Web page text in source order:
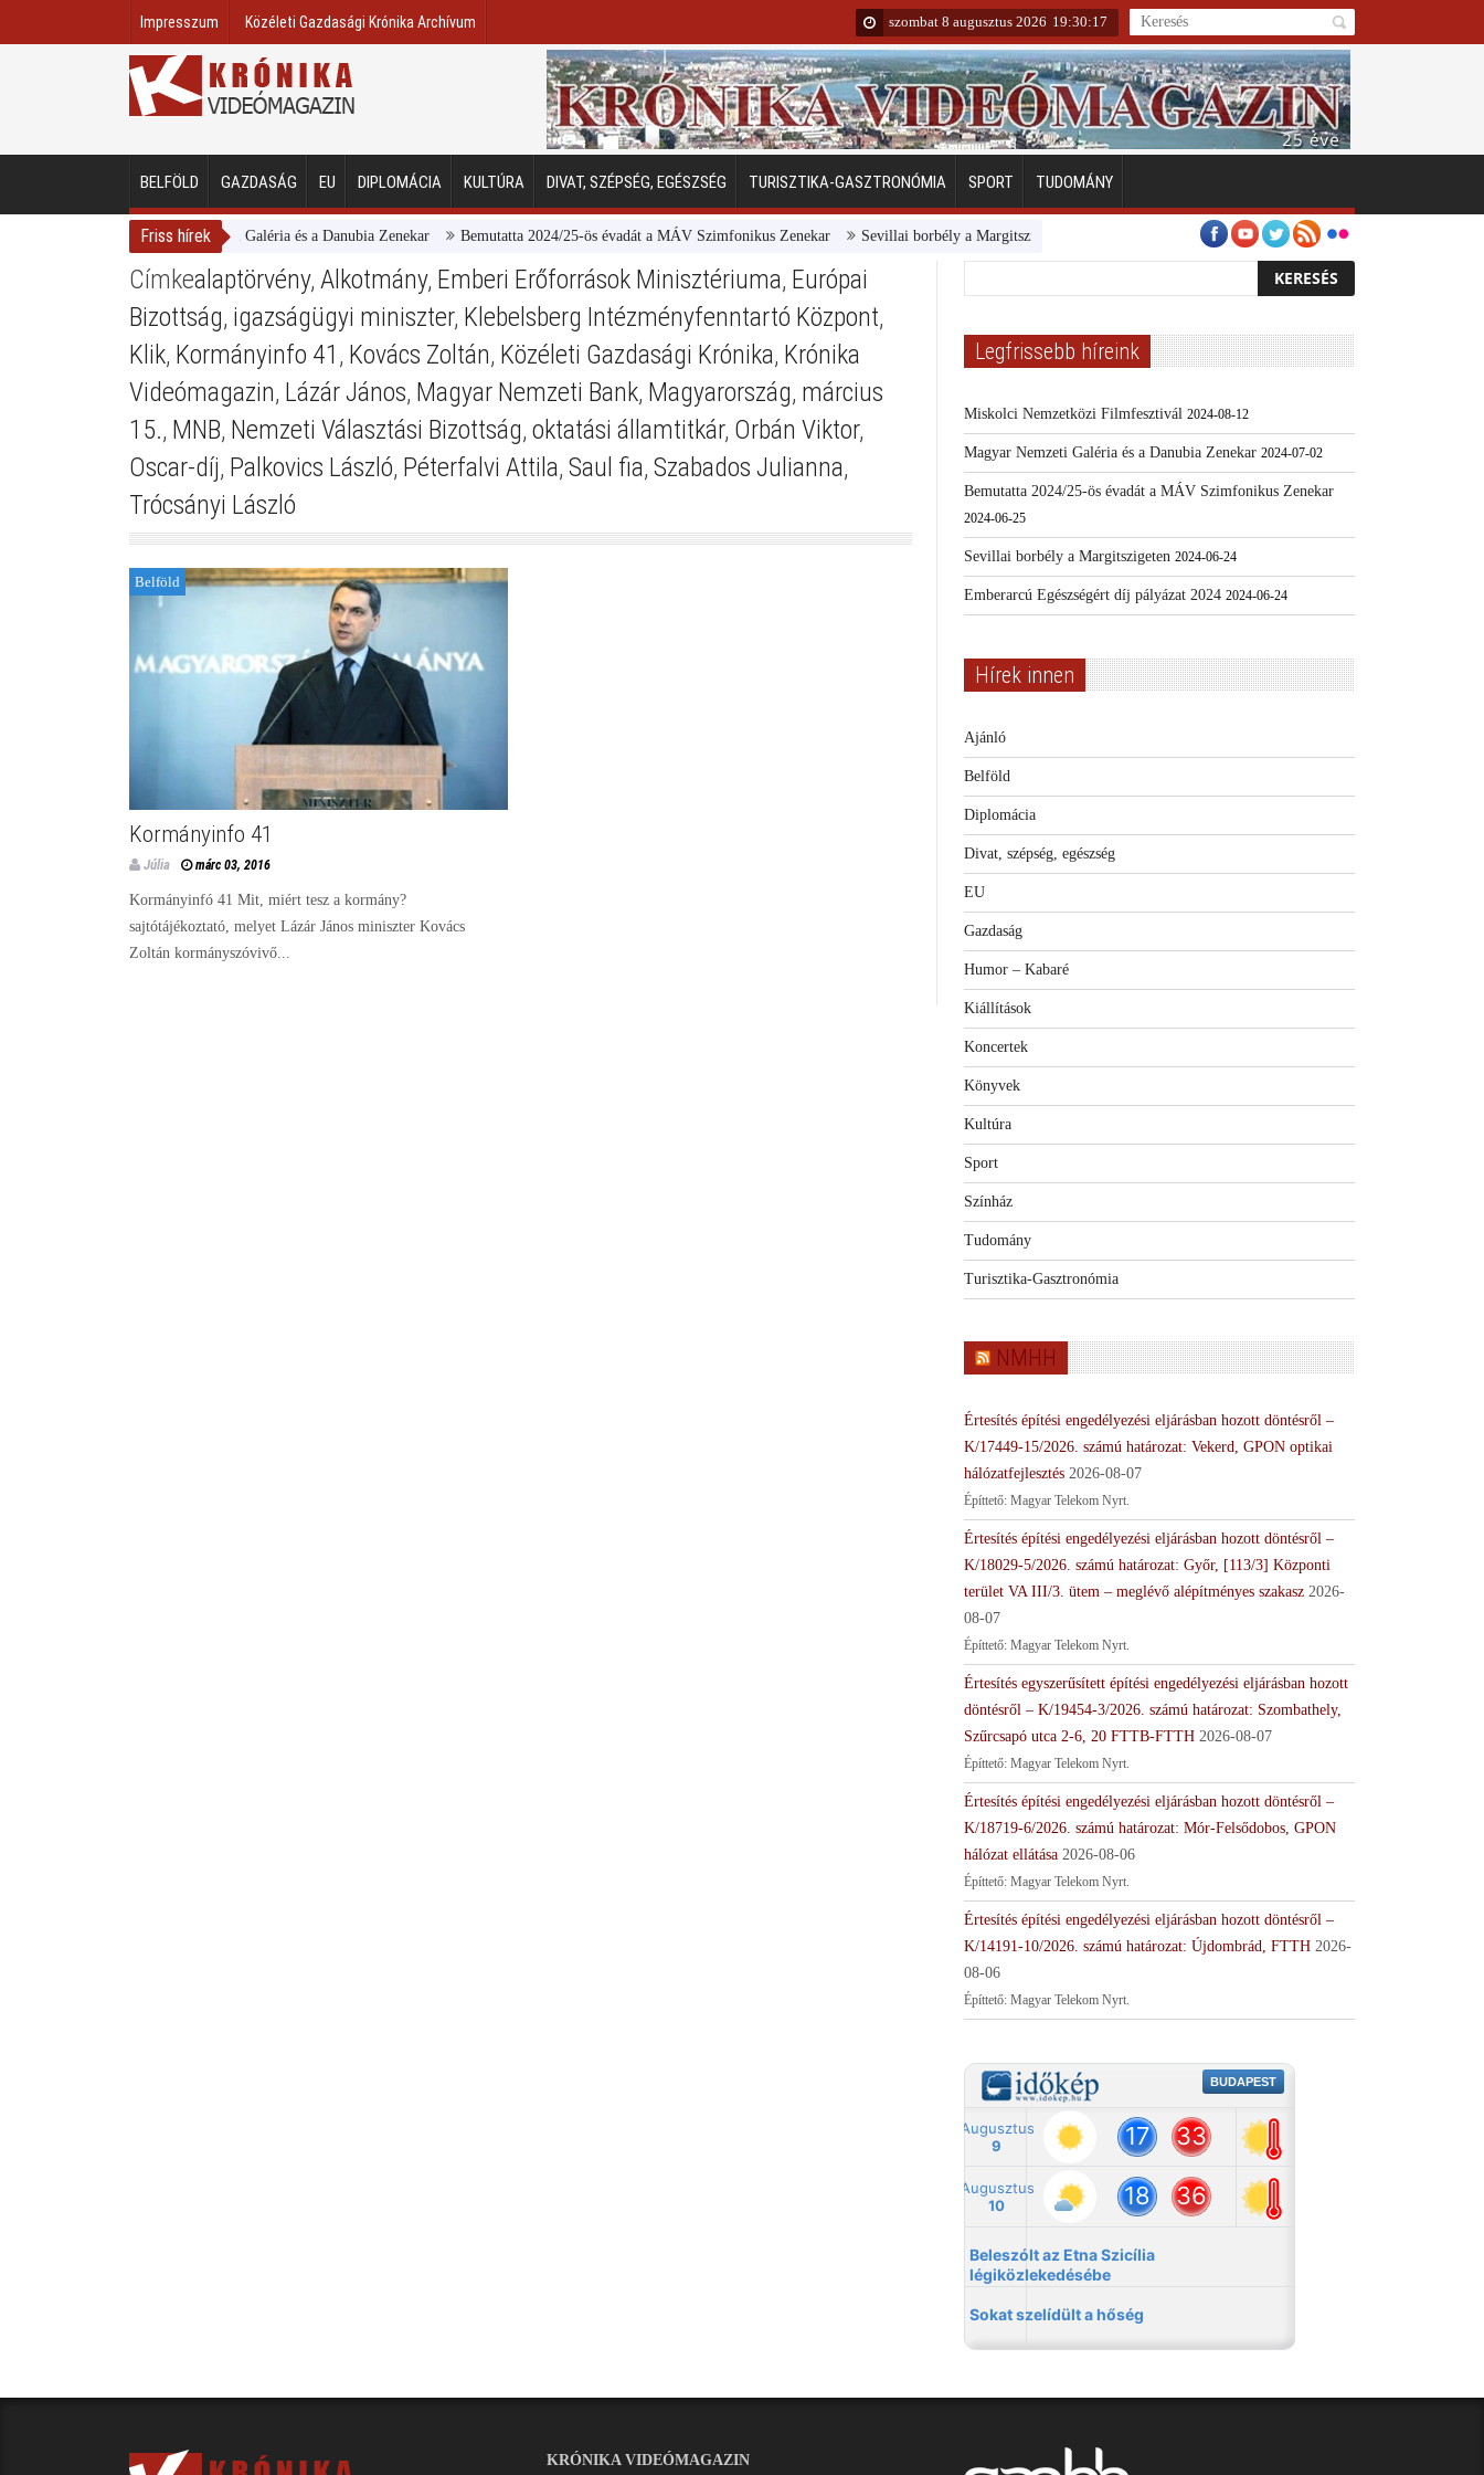
Impresszum Közéleti Gazdasági Krónika Archívum szombat 8 augusztus 2026 19:30:18
BELFÖLD GAZDASÁG EU DIPLOMÁCIA KULTÚRA DIVAT, SZÉPSÉG, EGÉSZSÉG TURISZTIKA-GASZTRONÓMIA SPORT TUDOMÁNY
Friss hírek
Magyar Nemzeti Galéria és a Danubia Zenekar Bemutatta 2024/25-ös évadát a MÁV Szimfonikus Zenekar Sevillai borbély a Margitszigeten Emberarcú Egészségért díj pályázat 2024
Címkealaptörvény, Alkotmány, Emberi Erőforrások Minisztériuma, Európai
Bizottság, igazságügyi miniszter, Klebelsberg Intézményfenntartó Központ,
Klik, Kormányinfo 41 , Kovács Zoltán, Közéleti Gazdasági Krónika, Krónika
Videómagazin, Lázár János, Magyar Nemzeti Bank, Magyarország, március
15., MNB, Nemzeti Választási Bizottság, oktatási államtitkár, Orbán Viktor,
Oscar-díj, Palkovics László, Péterfalvi Attila, Saul fia, Szabados Julianna,
Trócsányi László
Belföld
Kormányinfo 41
Júlia márc 03, 2016
Kormányinfó 41 Mit, miért tesz a kormány?
sajtótájékoztató, melyet Lázár János miniszter Kovács
Zoltán kormányszóvivő...
Legfrissebb híreink
Miskolci Nemzetközi Filmfesztivál 2024-08-12
Magyar Nemzeti Galéria és a Danubia Zenekar 2024-07-02
Bemutatta 2024/25-ös évadát a MÁV Szimfonikus Zenekar
2024-06-25
Sevillai borbély a Margitszigeten 2024-06-24
Emberarcú Egészségért díj pályázat 2024 2024-06-24
Hírek innen
Ajánló
Belföld
Diplomácia
Divat, szépség, egészség
EU
Gazdaság
Humor – Kabaré
Kiállítások
Koncertek
Könyvek
Kultúra
Sport
Színház
Tudomány
Turisztika-Gasztronómia
NMHH
Értesítés építési engedélyezési eljárásban hozott döntésről –
K/17449-15/2026. számú határozat: Vekerd, GPON optikai
hálózatfejlesztés 2026-08-07
Építtető: Magyar Telekom Nyrt.
Értesítés építési engedélyezési eljárásban hozott döntésről –
K/18029-5/2026. számú határozat: Győr, [113/3] Központi
terület VA III/3. ütem – meglévő alépítményes szakasz 2026-
08-07
Építtető: Magyar Telekom Nyrt.
Értesítés egyszerűsített építési engedélyezési eljárásban hozott
döntésről – K/19454-3/2026. számú határozat: Szombathely,
Szűrcsapó utca 2-6, 20 FTTB-FTTH 2026-08-07
Építtető: Magyar Telekom Nyrt.
Értesítés építési engedélyezési eljárásban hozott döntésről –
K/18719-6/2026. számú határozat: Mór-Felsődobos, GPON
hálózat ellátása 2026-08-06
Építtető: Magyar Telekom Nyrt.
Értesítés építési engedélyezési eljárásban hozott döntésről –
K/14191-10/2026. számú határozat: Újdombrád, FTTH 2026-
08-06
Építtető: Magyar Telekom Nyrt.
KRÓNIKA VIDEÓMAGAZIN